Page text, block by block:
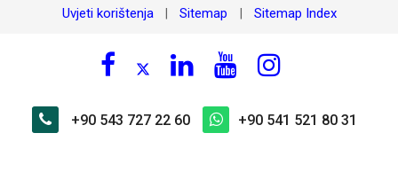
Uvjeti korištenja Sitemap Sitemap Index
+90 543 727 22 60 +90 541 521 80 31